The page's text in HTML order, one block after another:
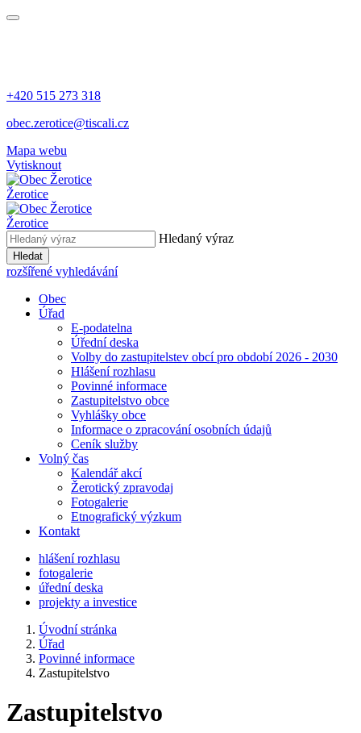
+420 515 273 318
obec.zerotice@tiscali.cz
Mapa webu
Vytisknout
Žerotice
Žerotice
Hledaný výraz
Hledat
rozšířené vyhledávání
Obec
Úřad
E-podatelna
Úřední deska
Volby do zastupitelstev obcí pro období 2026 - 2030
Hlášení rozhlasu
Povinné informace
Zastupitelstvo obce
Vyhlášky obce
Informace o zpracování osobních údajů
Ceník služby
Volný čas
Kalendář akcí
Žerotický zpravodaj
Fotogalerie
Etnografický výzkum
Kontakt
hlášení rozhlasu
fotogalerie
úřední deska
projekty a investice
Úvodní stránka
Úřad
Povinné informace
Zastupitelstvo
Zastupitelstvo